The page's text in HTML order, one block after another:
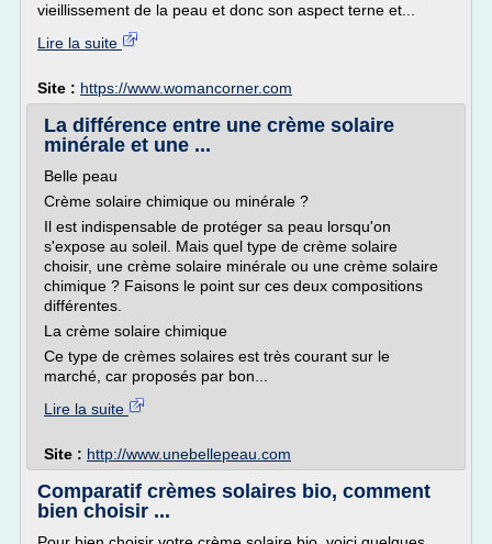
vieillissement de la peau et donc son aspect terne et...
Lire la suite
Site : https://www.womancorner.com
La différence entre une crème solaire
minérale et une ...
Belle peau
Crème solaire chimique ou minérale ?
Il est indispensable de protéger sa peau lorsqu'on
s'expose au soleil. Mais quel type de crème solaire
choisir, une crème solaire minérale ou une crème solaire
chimique ? Faisons le point sur ces deux compositions
différentes.
La crème solaire chimique
Ce type de crèmes solaires est très courant sur le
marché, car proposés par bon...
Lire la suite
Site : http://www.unebellepeau.com
Comparatif crèmes solaires bio, comment
bien choisir ...